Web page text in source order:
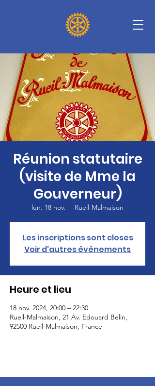
Réunion statutaire
(visite de Mme la
Gouverneur)
lun. 18 nov.
  |
Rueil-Malmaison
Les inscriptions sont closes
Voir d'autres événements
Heure et lieu
18 nov. 2024, 20:00 – 22:30
Rueil-Malmaison, 21 Av. Edouard Belin,
92500 Rueil-Malmaison, France